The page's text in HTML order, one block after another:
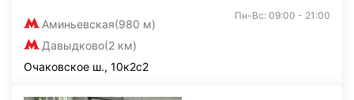
Аминьевская(980 м)
Давыдково(2 км)
Пн-Вс: 09:00 - 21:00
Очаковское ш., 10к2с2